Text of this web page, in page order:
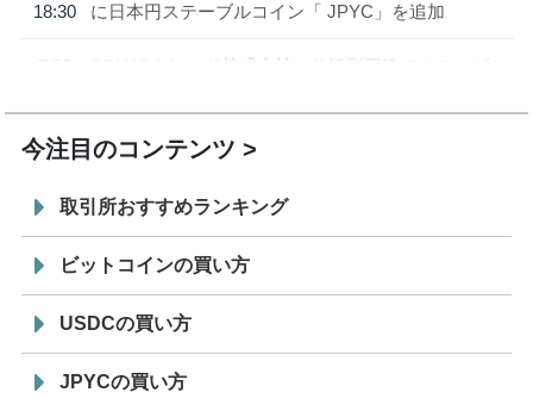
18:30
に日本円ステーブルコイン「 JPYC」を追加
7/29
SBI VCトレード株式会社
信託型円建てステーブル
今注目のコンテンツ
取引所おすすめランキング
ビットコインの買い方
USDCの買い方
JPYCの買い方